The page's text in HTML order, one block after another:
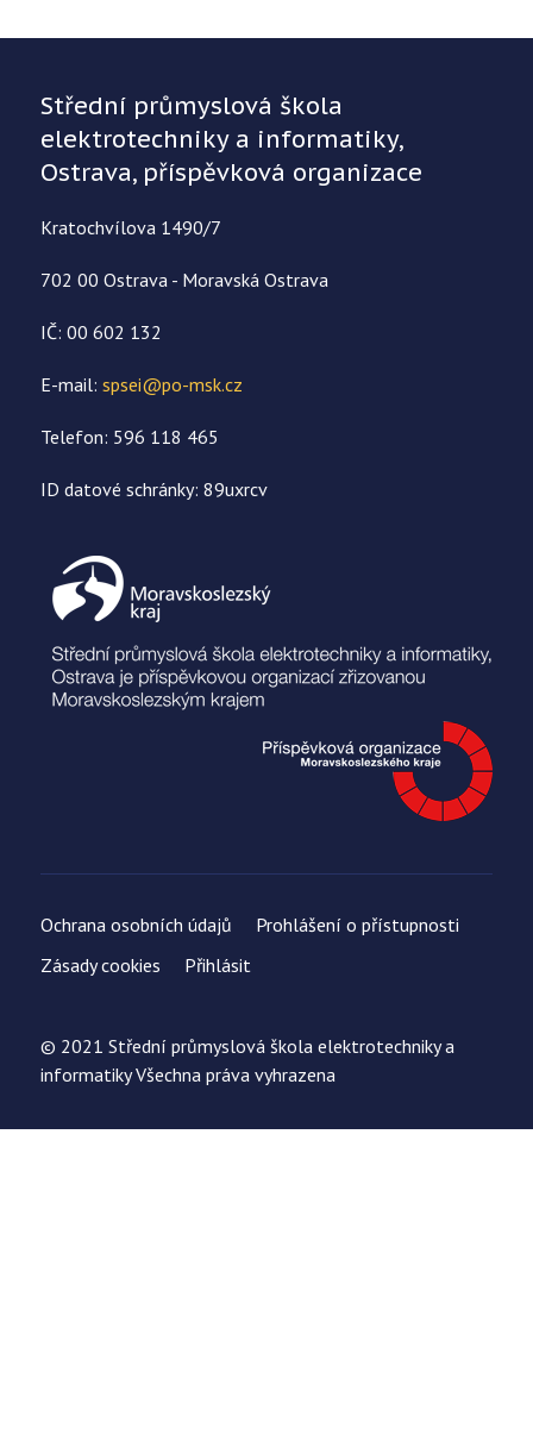
Střední průmyslová škola
elektrotechniky a informatiky,
Ostrava, příspěvková organizace
Kratochvílova 1490/7
702 00 Ostrava - Moravská Ostrava
IČ: 00 602 132
E-mail: spsei@po-msk.cz
Telefon: 596 118 465
ID datové schránky: 89uxrcv
Ochrana osobních údajů
Prohlášení o přístupnosti
Zásady cookies
Přihlásit
© 2021 Střední průmyslová škola elektrotechniky a
informatiky Všechna práva vyhrazena